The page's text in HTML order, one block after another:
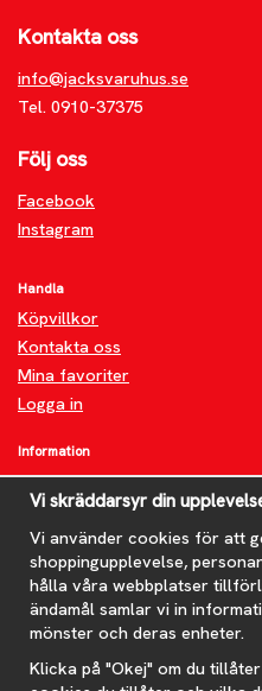
Kontakta oss
info@jacksvaruhus.se
Tel. 0910-37375
Följ oss
Facebook
Instagram
Handla
Köpvillkor
Kontakta oss
Mina favoriter
Logga in
Information
Om oss
FAQ
Nyheter
Nyhetsbrev
Om cookies
Prenumerera på nyhetsbrevet för
nyheter!
Vi skräddarsyr din
Vi använder cookies för att
shoppingupplevelse,
hålla våra webbplatser
ändamål samlar vi in
mönster och deras enheter.
Klicka på "Okej" om du